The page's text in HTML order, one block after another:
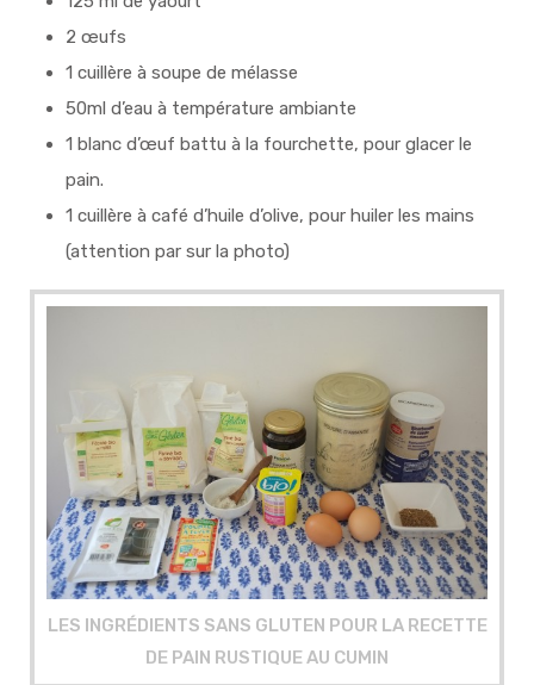
2 œufs
1 cuillère à soupe de mélasse
50ml d’eau à température ambiante
1 blanc d’œuf battu à la fourchette, pour glacer le
pain.
1 cuillère à café d’huile d’olive, pour huiler les mains
(attention par sur la photo)
LES INGRÉDIENTS SANS GLUTEN POUR LA RECETTE
DE PAIN RUSTIQUE AU CUMIN